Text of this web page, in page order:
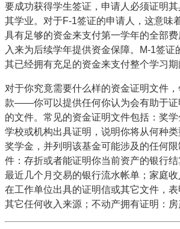
要成功获得学生签证，申请人必须证明
其学业。对于F-1签证的申请人，这意味
具有足够的资金来支付第一学年的全部
入来为后续学年提供资金保障。M-1签证
其已经拥有充足的资金来支付整个学习期
对于你究竟需要什么样的资金证明文件
款——你可以提供任何你认为会有助于证
的文件。常见的资金证明文件包括：奖
学校或机构出具证明，说明你将从何种
奖学金，并列明该基金可能涉及的任何
件：存折或者能证明你当前资产的银行
最近几个月交易的银行流水帐单；家庭
在工作单位出具的证明信或其它文件，
其它任何收入来源；不动产拥有证明：房